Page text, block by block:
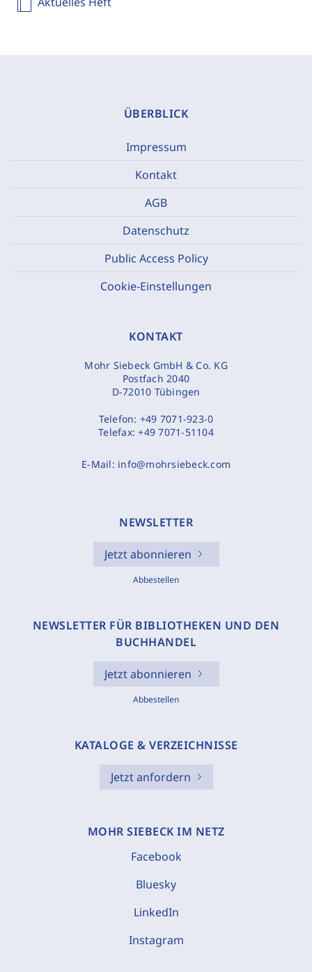
ÜBERBLICK
Impressum
Kontakt
AGB
Datenschutz
Public Access Policy
Cookie-Einstellungen
KONTAKT
Mohr Siebeck GmbH & Co. KG
Postfach 2040
D-72010 Tübingen
Telefon: +49 7071-923-0
Telefax:+49 7071-51104
E-Mail: info@mohrsiebeck.com
NEWSLETTER
Jetzt abonnieren
Abbestellen
NEWSLETTER FÜR BIBLIOTHEKEN UND DEN
BUCHHANDEL
Jetzt abonnieren
Abbestellen
KATALOGE & VERZEICHNISSE
Jetzt anfordern
MOHR SIEBECK IM NETZ
Facebook
Bluesky
LinkedIn
Instagram